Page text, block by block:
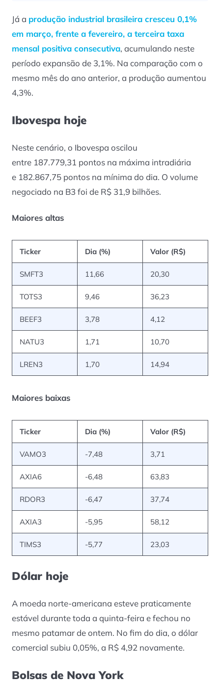
Já a produção industrial brasileira cresceu 0,1%
em março, frente a fevereiro, a terceira taxa
mensal positiva consecutiva, acumulando neste
período expansão de 3,1%. Na comparação com o
mesmo mês do ano anterior, a produção aumentou
4,3%.
Ibovespa hoje
Neste cenário, o Ibovespa oscilou
entre 187.779,31 pontos na máxima intradiária
e 182.867,75 pontos na mínima do dia. O volume
negociado na B3 foi de R$ 31,9 bilhões.
Maiores altas
Ticker Dia (%) Valor (R$)
SMFT3 11,66 20,30
TOTS3 9,46 36,23
BEEF3 3,78 4,12
NATU3 1,71 10,70
LREN3 1,70 14,94
Maiores baixas
Ticker Dia (%) Valor (R$)
VAMO3 -7,48 3,71
AXIA6 -6,48 63,83
RDOR3 -6,47 37,74
AXIA3 -5,95 58,12
TIMS3 -5,77 23,03
Dólar hoje
A moeda norte-americana esteve praticamente
estável durante toda a quinta-feira e fechou no
mesmo patamar de ontem. No fim do dia, o dólar
comercial subiu 0,05%, a R$ 4,92 novamente.
Bolsas de Nova York